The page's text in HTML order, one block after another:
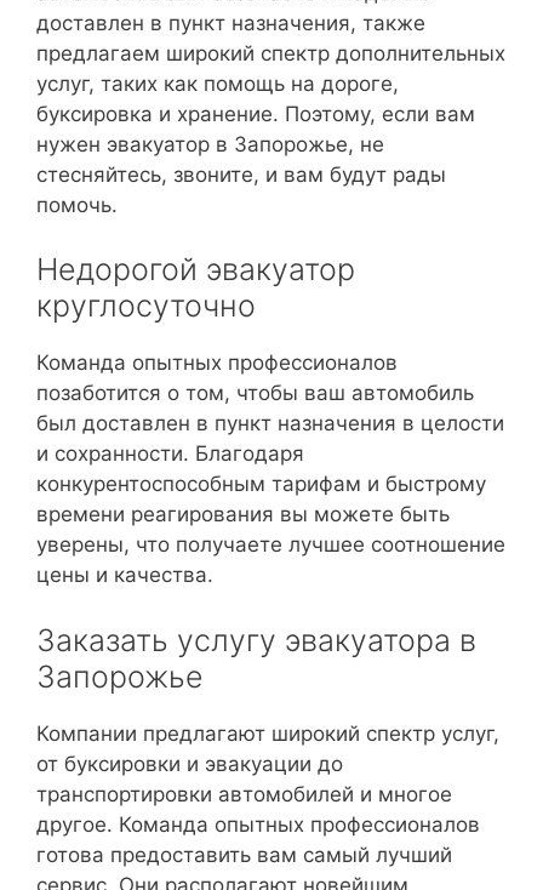
доставлен в пункт назначения, также
предлагаем широкий спектр дополнительных
услуг, таких как помощь на дороге,
буксировка и хранение. Поэтому, если вам
нужен эвакуатор в Запорожье, не
стесняйтесь, звоните, и вам будут рады
помочь.
Недорогой эвакуатор
круглосуточно
Команда опытных профессионалов
позаботится о том, чтобы ваш автомобиль
был доставлен в пункт назначения в целости
и сохранности. Благодаря
конкурентоспособным тарифам и быстрому
времени реагирования вы можете быть
уверены, что получаете лучшее соотношение
цены и качества.
Заказать услугу эвакуатора в
Запорожье
Компании предлагают широкий спектр услуг,
от буксировки и эвакуации до
транспортировки автомобилей и многое
другое. Команда опытных профессионалов
готова предоставить вам самый лучший
сервис. Они располагают новейшим